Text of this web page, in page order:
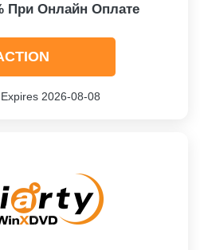
При Онлайн Оплате
2026-08-08